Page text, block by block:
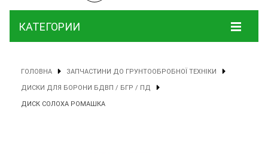
КАТЕГОРИИ
ГОЛОВНА ЗАПЧАСТИНИ ДО ГРУНТООБРОБНОЇ ТЕХНІКИ
ДИСКИ ДЛЯ БОРОНИ БДВП / БГР / ПД
ДИСК СОЛОХА РОМАШКА